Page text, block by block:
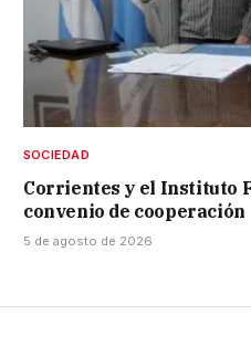
SOCIEDAD
Corrientes y el Instituto
convenio de cooperación
5 de agosto de 2026